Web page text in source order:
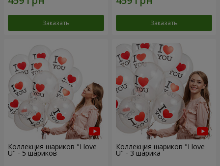
Заказать Заказать
Коллекция шариков "I love
U" - 5 шариков
Коллекция шариков "I love
U" - 3 шарика